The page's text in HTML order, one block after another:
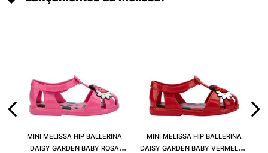
MINI MELISSA HIP BALLERINA
DAISY GARDEN BABY ROSA
MINI MELISSA HIP BALLERINA
DAISY GARDEN BABY VERMELHO